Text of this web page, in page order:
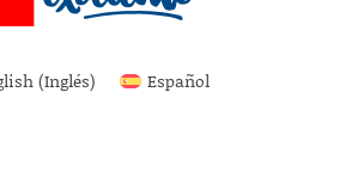
(Inglés) Español